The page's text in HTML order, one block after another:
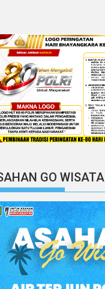
GO WISATA